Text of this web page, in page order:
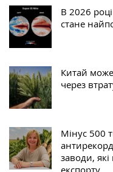
В 2026
стане
Китай
через
Мінус 500
заводи, які
експорту